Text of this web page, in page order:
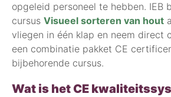
opgeleid personeel te hebben. IEB
cursus Visueel sorteren van hout
vliegen in één klap en neem direct
een combinatie pakket CE
bijbehorende cursus.
Wat is het CE